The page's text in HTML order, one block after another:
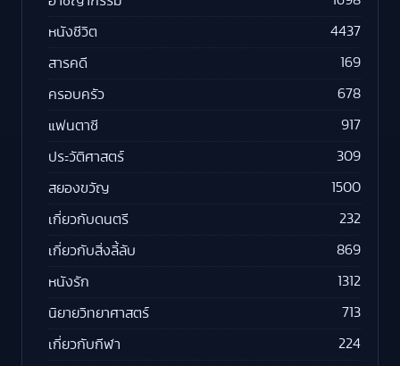
หนังชีวิต 4437
สารคดี 169
ครอบครัว 678
แฟนตาซี 917
ประวัติศาสตร์ 309
สยองขวัญ 1500
เกี่ยวกับดนตรี 232
เกี่ยวกับสิ่งลี้ลับ 869
หนังรัก 1312
นิยายวิทยาศาสตร์ 713
เกี่ยวกับกีฬา 224